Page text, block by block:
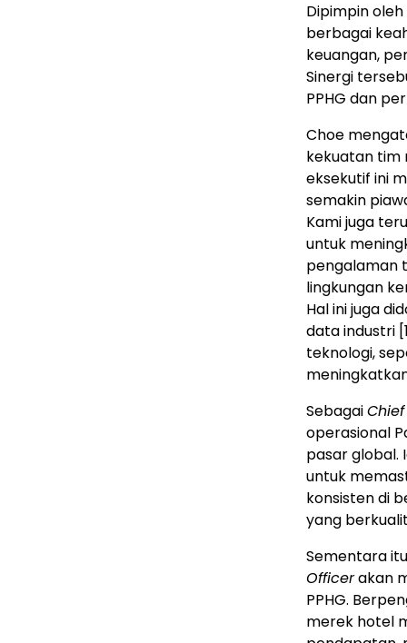
Dipimpin
berbagai
keuangan,
Sinergi
PPHG dan
Choe
kekuatan tim
eksekutif ini
semakin
Kami juga
untuk
pengalaman
lingkungan
Hal ini juga
data industri
teknologi,
Sebagai
operasional
pasar global.
untuk
konsisten di
yang
Sementara
Officerakan
PPHG.
merek hotel